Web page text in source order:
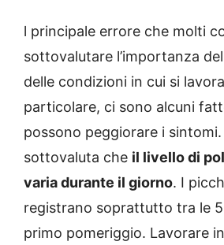
l principale errore che molti
sottovalutare l’importanza
delle condizioni in cui si
particolare, ci sono alcuni
possono peggiorare i
sottovaluta che il livello di
varia durante il giorno. I
registrano soprattutto tra le 5
primo pomeriggio. Lavorare